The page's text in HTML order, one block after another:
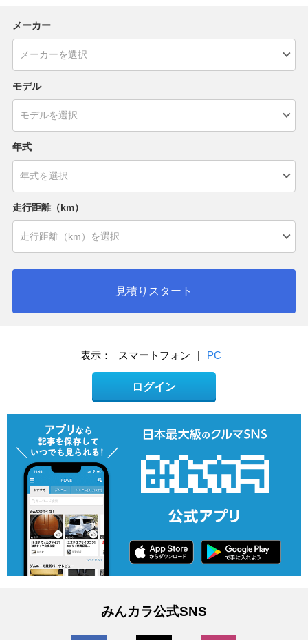
メーカー
モデル
年式
走行距離（km）
見積りスタート
表示： スマートフォン | PC
ログイン
みんカラ公式SNS